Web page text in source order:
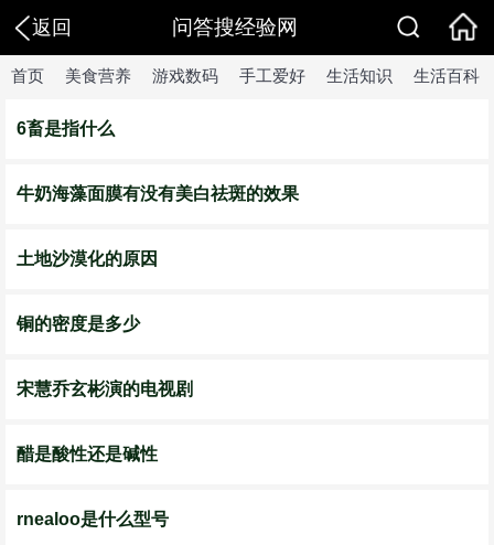
返回 问答搜经验网
首页 美食营养 游戏数码 手工爱好 生活知识 生活百科
6畜是指什么
牛奶海藻面膜有没有美白祛斑的效果
土地沙漠化的原因
铜的密度是多少
宋慧乔玄彬演的电视剧
醋是酸性还是碱性
rnealoo是什么型号